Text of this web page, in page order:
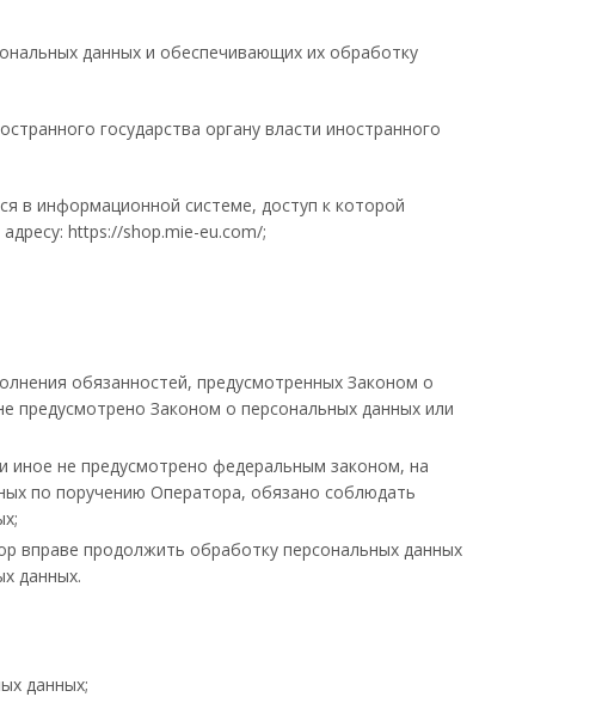
данных и обеспечивающих их обработку
государства органу власти иностранного
в информационной системе, доступ к которой
https://shop.mie-eu.com/;
обязанностей, предусмотренных Законом о
предусмотрено Законом о персональных данных или
иное не предусмотрено федеральным законом, на
по поручению Оператора, обязано соблюдать
вправе продолжить обработку персональных данных
данных.
данных;